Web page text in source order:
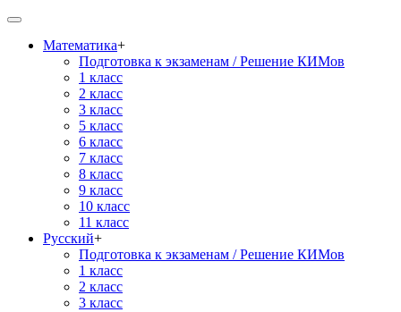
Математика+
Подготовка к экзаменам / Решение КИМов
1 класс
2 класс
3 класс
5 класс
6 класс
7 класс
8 класс
9 класс
10 класс
11 класс
Русский+
Подготовка к экзаменам / Решение КИМов
1 класс
2 класс
3 класс